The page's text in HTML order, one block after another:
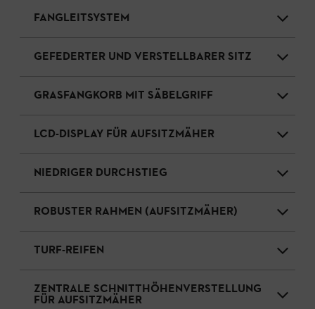
FANGLEITSYSTEM
GEFEDERTER UND VERSTELLBARER SITZ
GRASFANGKORB MIT SÄBELGRIFF
LCD-DISPLAY FÜR AUFSITZMÄHER
NIEDRIGER DURCHSTIEG
ROBUSTER RAHMEN (AUFSITZMÄHER)
TURF-REIFEN
ZENTRALE SCHNITTHÖHENVERSTELLUNG
FÜR AUFSITZMÄHER